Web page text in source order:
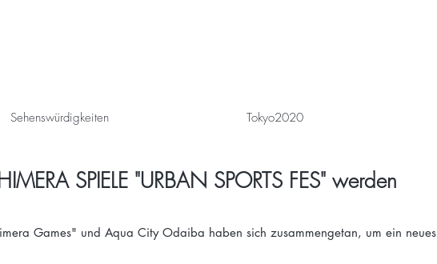
Sehenswürdigkeiten Tokyo2020
SPIELE "URBAN SPORTS FES" werden
Games" und Aqua City Odaiba haben sich zusammengetan, um ein neues